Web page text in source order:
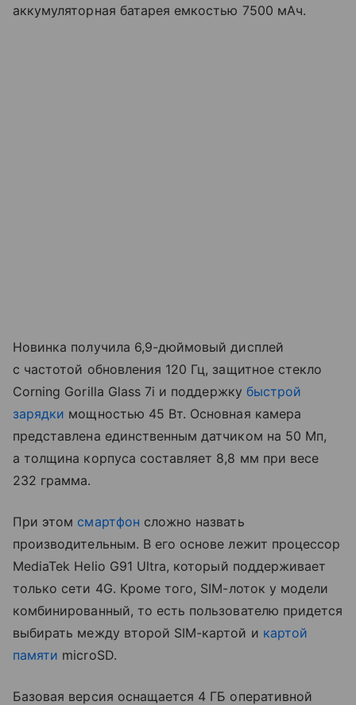
аккумуляторная батарея емкостью 7500 мАч.
Новинка получила 6,9-дюймовый дисплей
с частотой обновления 120 Гц, защитное стекло
Corning Gorilla Glass 7i и поддержку быстрой
зарядки мощностью 45 Вт. Основная камера
представлена единственным датчиком на 50 Мп,
а толщина корпуса составляет 8,8 мм при весе
232 грамма.
При этом смартфон сложно назвать
производительным. В его основе лежит процессор
MediaTek Helio G91 Ultra, который поддерживает
только сети 4G. Кроме того, SIM-лоток у модели
комбинированный, то есть пользователю придется
выбирать между второй SIM-картой и картой
памяти microSD.
Базовая версия оснащается 4 ГБ оперативной